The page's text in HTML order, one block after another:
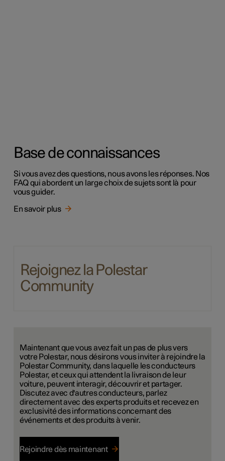
Base de connaissances
Si vous avez des questions, nous avons les réponses. Nos
FAQ qui abordent un large choix de sujets sont là pour
vous guider.
En savoir plus
Rejoignez la Polestar
Community
Maintenant que vous avez fait un pas de plus vers
votre Polestar, nous désirons vous inviter à rejoindre la
Polestar Community, dans laquelle les conducteurs
Polestar, et ceux qui attendent la livraison de leur
voiture, peuvent interagir, découvrir et partager.
Discutez avec d'autres conducteurs, parlez
directement avec des experts produits et recevez en
exclusivité des informations concernant des
événements et des produits à venir.
Rejoindre dès maintenant